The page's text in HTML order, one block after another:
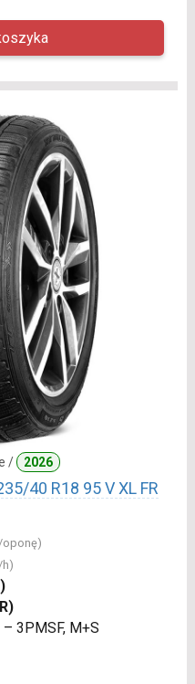
/ 2026
40 R18 95 V XL FR
oponę)
h)
3PMSF, M+S